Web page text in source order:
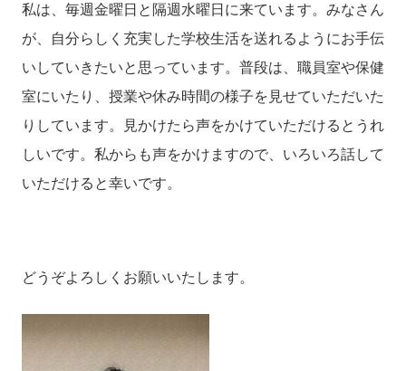
私は、毎週金曜日と隔週水曜日に来ています。みなさん
が、自分らしく充実した学校生活を送れるようにお手伝
いしていきたいと思っています。普段は、職員室や保健
室にいたり、授業や休み時間の様子を見せていただいた
りしています。見かけたら声をかけていただけるとうれ
しいです。私からも声をかけますので、いろいろ話して
いただけると幸いです。
どうぞよろしくお願いいたします。